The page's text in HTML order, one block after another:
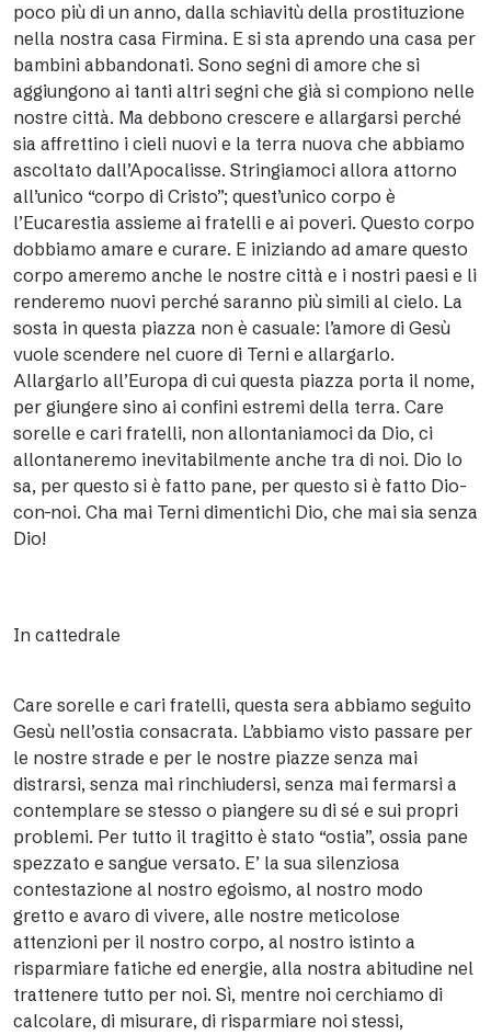
poco più di un anno, dalla schiavitù della prostituzione
nella nostra casa Firmina. E si sta aprendo una casa per
bambini abbandonati. Sono segni di amore che si
aggiungono ai tanti altri segni che già si compiono nelle
nostre città. Ma debbono crescere e allargarsi perché
sia affrettino i cieli nuovi e la terra nuova che abbiamo
ascoltato dall’Apocalisse. Stringiamoci allora attorno
all’unico “corpo di Cristo”; quest’unico corpo è
l’Eucarestia assieme ai fratelli e ai poveri. Questo corpo
dobbiamo amare e curare. E iniziando ad amare questo
corpo ameremo anche le nostre città e i nostri paesi e li
renderemo nuovi perché saranno più simili al cielo. La
sosta in questa piazza non è casuale: l’amore di Gesù
vuole scendere nel cuore di Terni e allargarlo.
Allargarlo all’Europa di cui questa piazza porta il nome,
per giungere sino ai confini estremi della terra. Care
sorelle e cari fratelli, non allontaniamoci da Dio, ci
allontaneremo inevitabilmente anche tra di noi. Dio lo
sa, per questo si è fatto pane, per questo si è fatto Dio-
con-noi. Cha mai Terni dimentichi Dio, che mai sia senza
Dio!
In cattedrale
Care sorelle e cari fratelli, questa sera abbiamo seguito
Gesù nell’ostia consacrata. L’abbiamo visto passare per
le nostre strade e per le nostre piazze senza mai
distrarsi, senza mai rinchiudersi, senza mai fermarsi a
contemplare se stesso o piangere su di sé e sui propri
problemi. Per tutto il tragitto è stato “ostia”, ossia pane
spezzato e sangue versato. E’ la sua silenziosa
contestazione al nostro egoismo, al nostro modo
gretto e avaro di vivere, alle nostre meticolose
attenzioni per il nostro corpo, al nostro istinto a
risparmiare fatiche ed energie, alla nostra abitudine nel
trattenere tutto per noi. Sì, mentre noi cerchiamo di
calcolare, di misurare, di risparmiare noi stessi,